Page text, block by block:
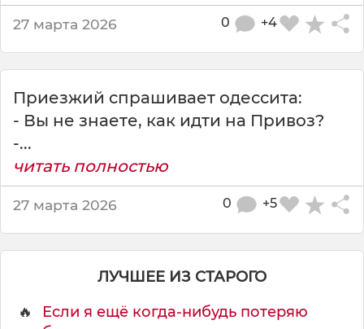
с
ь
27 марта 2026 +4
0
Приезжий спрашивает одессита:
- Вы не знаете, как идти на Привоз?
-...
читать полностью
27 марта 2026 +5
0
ЛУЧШЕЕ ИЗ СТАРОГО
🔥
Если я ещё когда-нибудь потеряю